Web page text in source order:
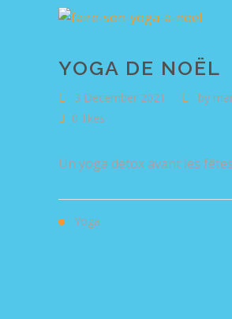
YOGA DE NOËL
3 December 2021 by
0 likes
Un yoga detox avant les
Yoga